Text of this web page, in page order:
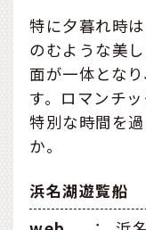
特に夕暮れ時
のむような美
面が一体とな
す。ロマンチ
特別な時間を
か。
浜名湖遊覧船